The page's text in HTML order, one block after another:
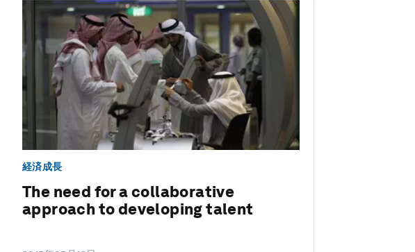
経済成長
The need for a collaborative
approach to developing talent